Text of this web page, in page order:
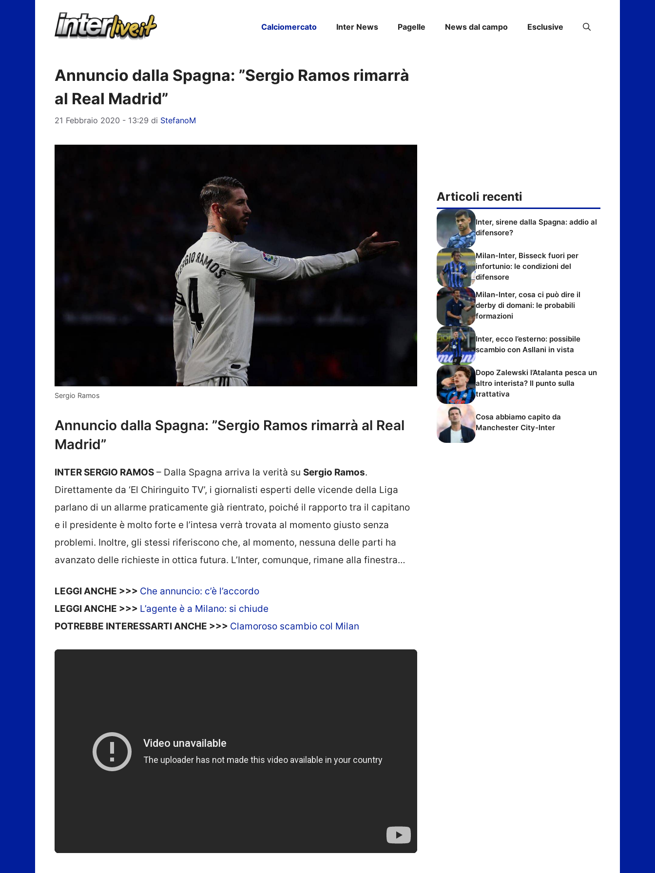
Calciomercato Inter News Pagelle News dal campo Esclusive
Annuncio dalla Spagna: ”Sergio Ramos rimarrà
al Real Madrid”
21 Febbraio 2020 - 13:29 di StefanoM
Sergio Ramos
Annuncio dalla Spagna: ”Sergio Ramos rimarrà al Real
Madrid”
INTER SERGIO RAMOS – Dalla Spagna arriva la verità su Sergio Ramos.
Direttamente da ‘El Chiringuito TV’, i giornalisti esperti delle vicende della Liga
parlano di un allarme praticamente già rientrato, poiché il rapporto tra il capitano
e il presidente è molto forte e l’intesa verrà trovata al momento giusto senza
problemi. Inoltre, gli stessi riferiscono che, al momento, nessuna delle parti ha
avanzato delle richieste in ottica futura. L’Inter, comunque, rimane alla finestra…
LEGGI ANCHE >>> Che annuncio: c’è l’accordo
LEGGI ANCHE >>> L’agente è a Milano: si chiude
POTREBBE INTERESSARTI ANCHE >>> Clamoroso scambio col Milan
Articoli recenti
Inter, sirene dalla Spagna: addio al
difensore?
Milan-Inter, Bisseck fuori per
infortunio: le condizioni del
difensore
Milan-Inter, cosa ci può dire il
derby di domani: le probabili
formazioni
Inter, ecco l’esterno: possibile
scambio con Asllani in vista
Dopo Zalewski l’Atalanta pesca un
altro interista? Il punto sulla
trattativa
Cosa abbiamo capito da
Manchester City-Inter